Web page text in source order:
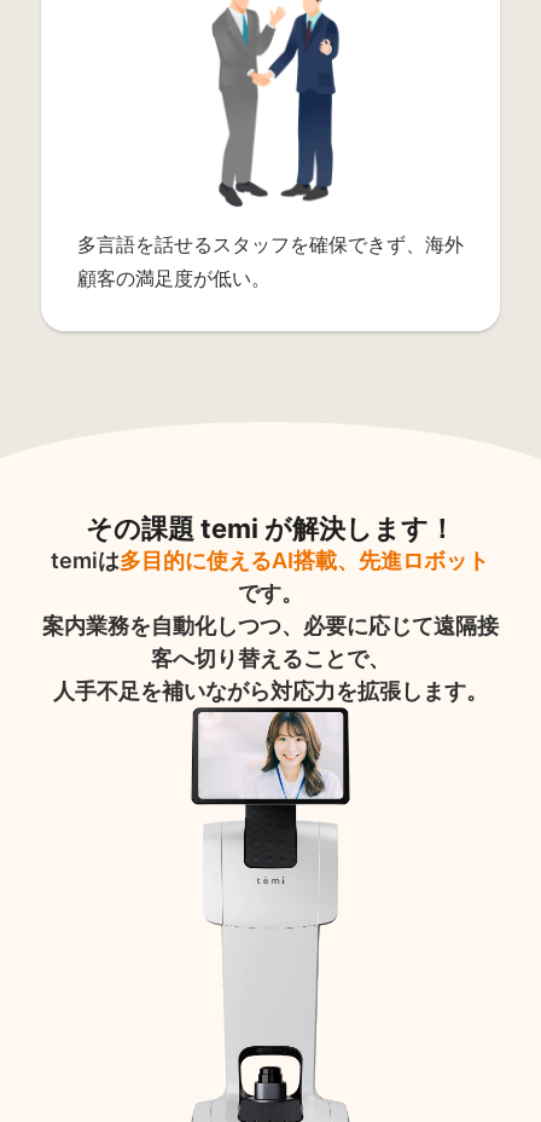
多言語を話せるスタッフを確保できず、海外
顧客の満足度が低い。
その課題 temi が解決します！
temiは多目的に使えるAI搭載、先進ロボット
です。
案内業務を自動化しつつ、必要に応じて遠隔接
客へ切り替えることで、
人手不足を補いながら対応力を拡張します。